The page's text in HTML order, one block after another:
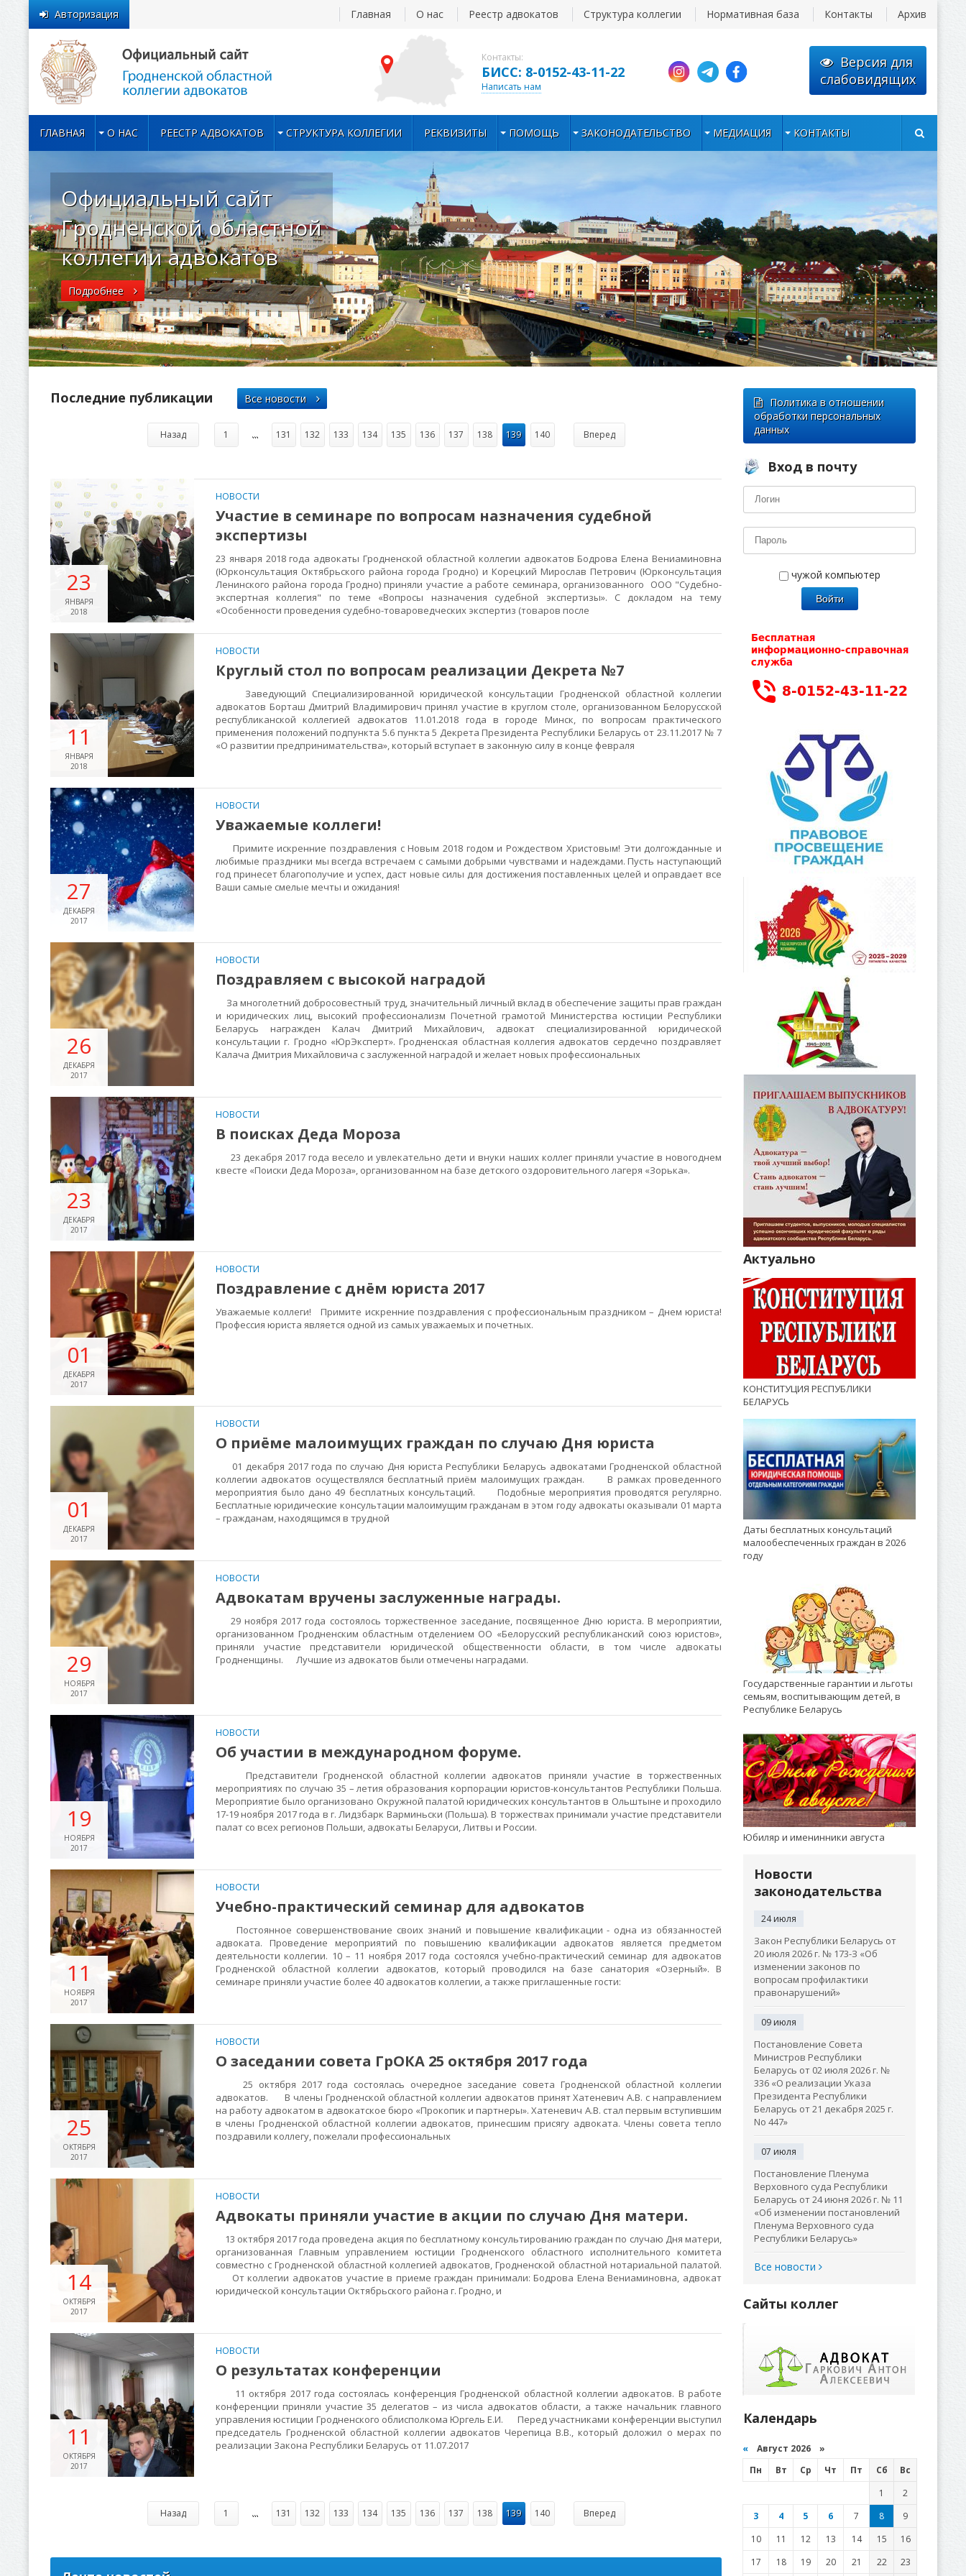
Контакты:
БИСС: 8-0152-43-11-22
Написать нам
Версия для
слабовидящих
Авторизация Главная О нас Реестр адвокатов Структура коллегии Нормативная база Контакты Архив
ГЛАВНАЯ О НАС РЕЕСТР АДВОКАТОВ СТРУКТУРА КОЛЛЕГИИ РЕКВИЗИТЫ ПОМОЩЬ ЗАКОНОДАТЕЛЬСТВО МЕДИАЦИЯ КОНТАКТЫ
Официальный сайт
Гродненской областной
коллегии адвокатов
Подробнее
Последние публикации Все новости
Назад 1 ... 131 132 133 134 135 136 137 138 139 140 Вперед
23
ЯНВАРЯ
2018
НОВОСТИ
Участие в семинаре по вопросам назначения судебной
экспертизы
23 января 2018 года адвокаты Гродненской областной коллегии адвокатов Бодрова Елена Вениаминовна
(Юрконсультация Октябрьского района города Гродно) и Корецкий Мирослав Петрович (Юрконсультация
Ленинского района города Гродно) приняли участие а работе семинара, организованного ООО "Судебно-
экспертная коллегия" по теме «Вопросы назначения судебной экспертизы». С докладом на тему
«Особенности проведения судебно-товароведческих экспертиз (товаров после
11
ЯНВАРЯ
2018
НОВОСТИ
Круглый стол по вопросам реализации Декрета №7
Заведующий Специализированной юридической консультации Гродненской областной коллегии
адвокатов Борташ Дмитрий Владимирович принял участие в круглом столе, организованном Белорусской
республиканской коллегией адвокатов 11.01.2018 года в городе Минск, по вопросам практического
применения положений подпункта 5.6 пункта 5 Декрета Президента Республики Беларусь от 23.11.2017 № 7
«О развитии предпринимательства», который вступает в законную силу в конце февраля
27
ДЕКАБРЯ
2017
НОВОСТИ
Уважаемые коллеги!
Примите искренние поздравления с Новым 2018 годом и Рождеством Христовым! Эти долгожданные и
любимые праздники мы всегда встречаем с самыми добрыми чувствами и надеждами. Пусть наступающий
год принесет благополучие и успех, даст новые силы для достижения поставленных целей и оправдает все
Ваши самые смелые мечты и ожидания!
26
ДЕКАБРЯ
2017
НОВОСТИ
Поздравляем с высокой наградой
За многолетний добросовестный труд, значительный личный вклад в обеспечение защиты прав граждан
и юридических лиц, высокий профессионализм Почетной грамотой Министерства юстиции Республики
Беларусь награжден Калач Дмитрий Михайлович, адвокат специализированной юридической
консультации г. Гродно «ЮрЭксперт». Гродненская областная коллегия адвокатов сердечно поздравляет
Калача Дмитрия Михайловича с заслуженной наградой и желает новых профессиональных
23
ДЕКАБРЯ
2017
НОВОСТИ
В поисках Деда Мороза
23 декабря 2017 года весело и увлекательно дети и внуки наших коллег приняли участие в новогоднем
квесте «Поиски Деда Мороза», организованном на базе детского оздоровительного лагеря «Зорька».
01
ДЕКАБРЯ
2017
НОВОСТИ
Поздравление с днём юриста 2017
Уважаемые коллеги! Примите искренние поздравления с профессиональным праздником – Днем юриста!
Профессия юриста является одной из самых уважаемых и почетных.
01
ДЕКАБРЯ
2017
НОВОСТИ
О приёме малоимущих граждан по случаю Дня юриста
01 декабря 2017 года по случаю Дня юриста Республики Беларусь адвокатами Гродненской областной
коллегии адвокатов осуществлялся бесплатный приём малоимущих граждан. В рамках проведенного
мероприятия было дано 49 бесплатных консультаций. Подобные мероприятия проводятся регулярно.
Бесплатные юридические консультации малоимущим гражданам в этом году адвокаты оказывали 01 марта
– гражданам, находящимся в трудной
29
НОЯБРЯ
2017
НОВОСТИ
Адвокатам вручены заслуженные награды.
29 ноября 2017 года состоялось торжественное заседание, посвященное Дню юриста. В мероприятии,
организованном Гродненским областным отделением ОО «Белорусский республиканский союз юристов»,
приняли участие представители юридической общественности области, в том числе адвокаты
Гродненщины. Лучшие из адвокатов были отмечены наградами.
19
НОЯБРЯ
2017
НОВОСТИ
Об участии в международном форуме.
Представители Гродненской областной коллегии адвокатов приняли участие в торжественных
мероприятиях по случаю 35 – летия образования корпорации юристов-консультантов Республики Польша.
Мероприятие было организовано Окружной палатой юридических консультантов в Ольштыне и проходило
17-19 ноября 2017 года в г. Лидзбарк Варминьски (Польша). В торжествах принимали участие представители
палат со всех регионов Польши, адвокаты Беларуси, Литвы и России.
11
НОЯБРЯ
2017
НОВОСТИ
Учебно-практический семинар для адвокатов
Постоянное совершенствование своих знаний и повышение квалификации - одна из обязанностей
адвоката. Проведение мероприятий по повышению квалификации адвокатов является предметом
деятельности коллегии. 10 – 11 ноября 2017 года состоялся учебно-практический семинар для адвокатов
Гродненской областной коллегии адвокатов, который проводился на базе санатория «Озерный». В
семинаре приняли участие более 40 адвокатов коллегии, а также приглашенные гости:
25
ОКТЯБРЯ
2017
НОВОСТИ
О заседании совета ГрОКА 25 октября 2017 года
25 октября 2017 года состоялась очередное заседание совета Гродненской областной коллегии
адвокатов. В члены Гродненской областной коллегии адвокатов принят Хатеневич А.В. с направлением
на работу адвокатом в адвокатское бюро «Прокопик и партнеры». Хатеневич А.В. стал первым вступившим
в члены Гродненской областной коллегии адвокатов, принесшим присягу адвоката. Члены совета тепло
поздравили коллегу, пожелали профессиональных
14
ОКТЯБРЯ
2017
НОВОСТИ
Адвокаты приняли участие в акции по случаю Дня матери.
13 октября 2017 года проведена акция по бесплатному консультированию граждан по случаю Дня матери,
организованная Главным управлением юстиции Гродненского областного исполнительного комитета
совместно с Гродненской областной коллегией адвокатов, Гродненской областной нотариальной палатой.
От коллегии адвокатов участие в приеме граждан принимали: Бодрова Елена Вениаминовна, адвокат
юридической консультации Октябрьского района г. Гродно, и
11
ОКТЯБРЯ
2017
НОВОСТИ
О результатах конференции
11 октября 2017 года состоялась конференция Гродненской областной коллегии адвокатов. В работе
конференции приняли участие 35 делегатов – из числа адвокатов области, а также начальник главного
управления юстиции Гродненского облисполкома Юргель Е.И. Перед участниками конференции выступил
председатель Гродненской областной коллегии адвокатов Черепица В.В., который доложил о мерах по
реализации Закона Республики Беларусь от 11.07.2017
Назад 1 ... 131 132 133 134 135 136 137 138 139 140 Вперед
Политика в отношении
обработки персональных
данных
Вход в почту
чужой компьютер
Актуально
КОНСТИТУЦИЯ РЕСПУБЛИКИ
БЕЛАРУСЬ
Даты бесплатных консультаций
малообеспеченных граждан в 2026
году
Государственные гарантии и льготы
семьям, воспитывающим детей, в
Республике Беларусь
Юбиляр и именинники августа
Новости
законодательства
24 июля
Закон Республики Беларусь от
20 июля 2026 г. № 173-З «Об
изменении законов по
вопросам профилактики
правонарушений»
09 июля
Постановление Совета
Министров Республики
Беларусь от 02 июля 2026 г. №
336 «О реализации Указа
Президента Республики
Беларусь от 21 декабря 2025 г.
No 447»
07 июля
Постановление Пленума
Верховного суда Республики
Беларусь от 24 июня 2026 г. № 11
«Об изменении постановлений
Пленума Верховного суда
Республики Беларусь»
Все новости
Сайты коллег
Календарь
« Август 2026 »
Пн
Вт Ср Чт Пт Сб
Вс
1
2
3
4 5 6 7 8
9
10
11 12 13 14 15
16
17
18 19 20 21 22 23